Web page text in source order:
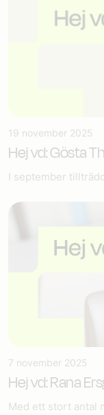
19 november 2025
Hej vd: Gösta
I september
7 november 2025
Hej vd: Rana
Med ett stort antal